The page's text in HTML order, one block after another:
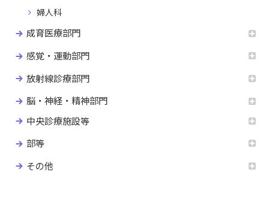
婦人科
成育医療部門
感覚・運動部門
放射線診療部門
脳・神経・精神部門
中央診療施設等
部等
その他